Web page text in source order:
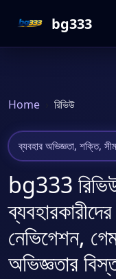
bg333
Home রিভিউ
ব্যবহার অভিজ্ঞতা, শক্তি,
bg333
নেভিগেশন, গেম
অভিজ্ঞতার